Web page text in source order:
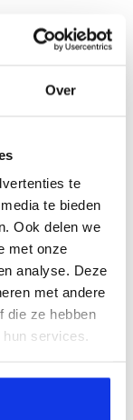
Over
te
te bieden
Ook delen we
met onze
analyse. Deze
met andere
die ze hebben
services.